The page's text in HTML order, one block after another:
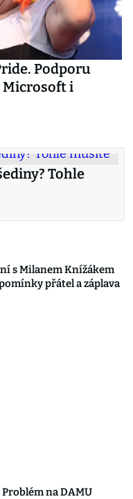
Podporu
i
Tohle
s Milanem Knížákem
přátel a záplava
na DAMU